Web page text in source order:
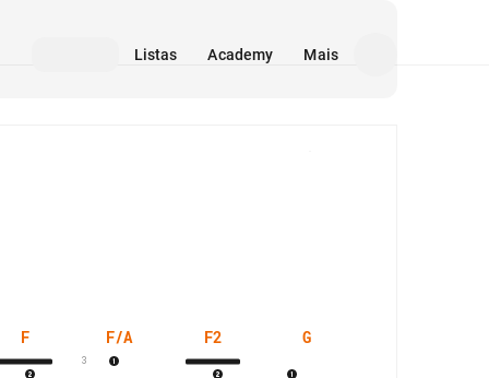
Listas Academy Mais
F F/A
3
F2 G